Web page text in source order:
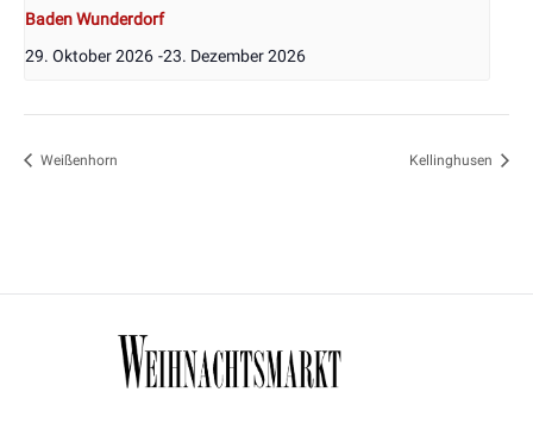
Baden Wunderdorf
29. Oktober 2026 -23. Dezember 2026
Weißenhorn Kellinghusen